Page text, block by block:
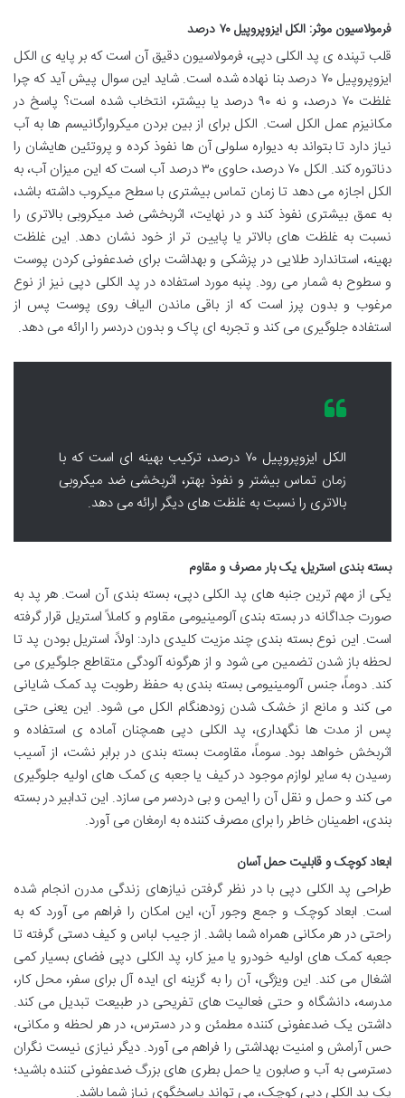
فرمولاسیون موثر: الکل ایزوپروپیل ۷۰ درصد
قلب تپنده ی پد الکلی دپی، فرمولاسیون دقیق آن است که بر پایه ی الکل
ایزوپروپیل ۷۰ درصد بنا نهاده شده است. شاید این سوال پیش آید که چرا
غلظت ۷۰ درصد، و نه ۹۰ درصد یا بیشتر، انتخاب شده است؟ پاسخ در
مکانیزم عمل الکل است. الکل برای از بین بردن میکروارگانیسم ها به آب
نیاز دارد تا بتواند به دیواره سلولی آن ها نفوذ کرده و پروتئین هایشان را
دناتوره کند. الکل ۷۰ درصد، حاوی ۳۰ درصد آب است که این میزان آب، به
الکل اجازه می دهد تا زمان تماس بیشتری با سطح میکروب داشته باشد،
به عمق بیشتری نفوذ کند و در نهایت، اثربخشی ضد میکروبی بالاتری را
نسبت به غلظت های بالاتر یا پایین تر از خود نشان دهد. این غلظت
بهینه، استاندارد طلایی در پزشکی و بهداشت برای ضدعفونی کردن پوست
و سطوح به شمار می رود. پنبه مورد استفاده در پد الکلی دپی نیز از نوع
مرغوب و بدون پرز است که از باقی ماندن الیاف روی پوست پس از
استفاده جلوگیری می کند و تجربه ای پاک و بدون دردسر را ارائه می دهد.
الکل ایزوپروپیل ۷۰ درصد، ترکیب بهینه ای است که با
زمان تماس بیشتر و نفوذ بهتر، اثربخشی ضد میکروبی
بالاتری را نسبت به غلظت های دیگر ارائه می دهد.
بسته بندی استریل، یک بار مصرف و مقاوم
یکی از مهم ترین جنبه های پد الکلی دپی، بسته بندی آن است. هر پد به
صورت جداگانه در بسته بندی آلومینیومی مقاوم و کاملاً استریل قرار گرفته
است. این نوع بسته بندی چند مزیت کلیدی دارد: اولاً، استریل بودن پد تا
لحظه باز شدن تضمین می شود و از هرگونه آلودگی متقاطع جلوگیری می
کند. دوماً، جنس آلومینیومی بسته بندی به حفظ رطوبت پد کمک شایانی
می کند و مانع از خشک شدن زودهنگام الکل می شود. این یعنی حتی
پس از مدت ها نگهداری، پد الکلی دپی همچنان آماده ی استفاده و
اثربخش خواهد بود. سوماً، مقاومت بسته بندی در برابر نشت، از آسیب
رسیدن به سایر لوازم موجود در کیف یا جعبه ی کمک های اولیه جلوگیری
می کند و حمل و نقل آن را ایمن و بی دردسر می سازد. این تدابیر در بسته
بندی، اطمینان خاطر را برای مصرف کننده به ارمغان می آورد.
ابعاد کوچک و قابلیت حمل آسان
طراحی پد الکلی دپی با در نظر گرفتن نیازهای زندگی مدرن انجام شده
است. ابعاد کوچک و جمع وجور آن، این امکان را فراهم می آورد که به
راحتی در هر مکانی همراه شما باشد. از جیب لباس و کیف دستی گرفته تا
جعبه کمک های اولیه خودرو یا میز کار، پد الکلی دپی فضای بسیار کمی
اشغال می کند. این ویژگی، آن را به گزینه ای ایده آل برای سفر، محل کار،
مدرسه، دانشگاه و حتی فعالیت های تفریحی در طبیعت تبدیل می کند.
داشتن یک ضدعفونی کننده مطمئن و در دسترس، در هر لحظه و مکانی،
حس آرامش و امنیت بهداشتی را فراهم می آورد. دیگر نیازی نیست نگران
دسترسی به آب و صابون یا حمل بطری های بزرگ ضدعفونی کننده باشید؛
یک پد الکلی دپی کوچک، می تواند پاسخگوی نیاز شما باشد.